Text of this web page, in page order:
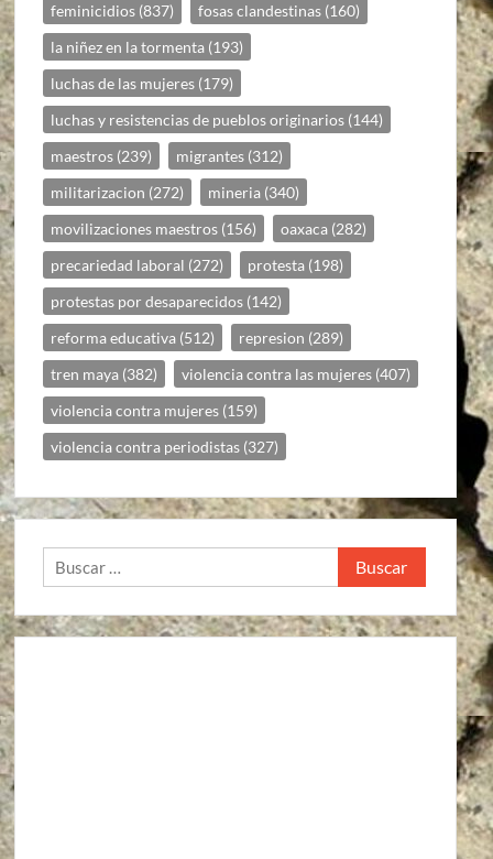
feminicidios (837) fosas clandestinas (160)
la niñez en la tormenta (193)
luchas de las mujeres (179)
luchas y resistencias de pueblos originarios (144)
maestros (239) migrantes (312)
militarizacion (272) mineria (340)
movilizaciones maestros (156) oaxaca (282)
precariedad laboral (272) protesta (198)
protestas por desaparecidos (142)
reforma educativa (512) represion (289)
tren maya (382) violencia contra las mujeres (407)
violencia contra mujeres (159)
violencia contra periodistas (327)
Buscar: